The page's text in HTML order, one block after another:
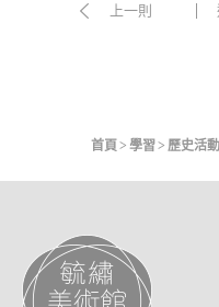
上一則
首頁 學習 歷史活動